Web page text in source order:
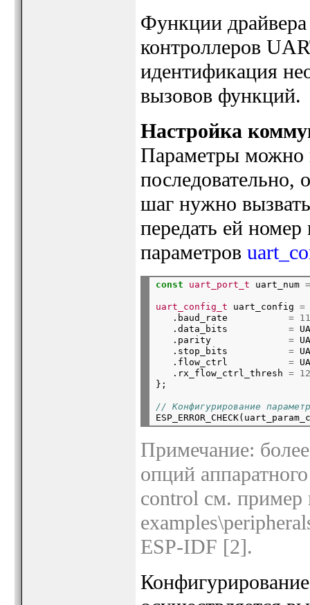
Функции
контроллеров
идентификация
вызовов функций.
Настройка
Параметры можно
последовательно,
шаг нужно
передать ей
параметров
const uart_port_t uart_num =
uart_config_t uart_config =
   .baud_rate
=
   .data_bits
=
   .parity
=
   .stop_bits
=
   .flow_ctrl
=
   .rx_flow_ctrl_thresh
=
};
// Конфигурирование
Примечание:
опций
control см. пример
ESP-IDF [2].